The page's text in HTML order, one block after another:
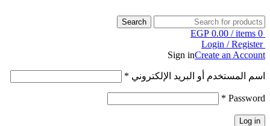
Search
0
items
/
EGP 0.00
Login / Register
Sign inCreate an Account
اسم المستخدم أو البريد الإلكتروني *
Password
*
Log in